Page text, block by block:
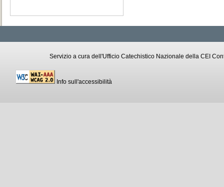
Servizio a cura dell'Ufficio Catechistico Nazionale della CEI
Info sull'accessibilità